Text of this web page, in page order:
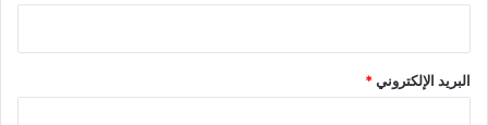
البريد الإلكتروني*